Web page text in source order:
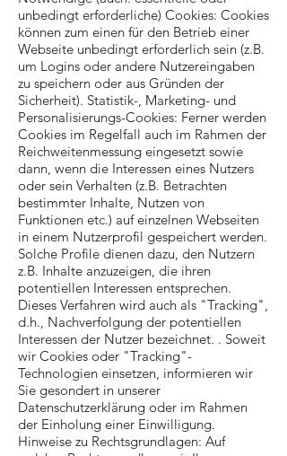
unbedingt erforderliche) Cookies: Cookies
können zum einen für den Betrieb einer
Webseite unbedingt erforderlich sein (z.B.
um Logins oder andere Nutzereingaben
zu speichern oder aus Gründen der
Sicherheit). Statistik-, Marketing- und
Personalisierungs-Cookies: Ferner werden
Cookies im Regelfall auch im Rahmen der
Reichweitenmessung eingesetzt sowie
dann, wenn die Interessen eines Nutzers
oder sein Verhalten (z.B. Betrachten
bestimmter Inhalte, Nutzen von
Funktionen etc.) auf einzelnen Webseiten
in einem Nutzerprofil gespeichert werden.
Solche Profile dienen dazu, den Nutzern
z.B. Inhalte anzuzeigen, die ihren
potentiellen Interessen entsprechen.
Dieses Verfahren wird auch als "Tracking",
d.h., Nachverfolgung der potentiellen
Interessen der Nutzer bezeichnet. . Soweit
wir Cookies oder "Tracking"-
Technologien einsetzen, informieren wir
Sie gesondert in unserer
Datenschutzerklärung oder im Rahmen
der Einholung einer Einwilligung.
Hinweise zu Rechtsgrundlagen: Auf